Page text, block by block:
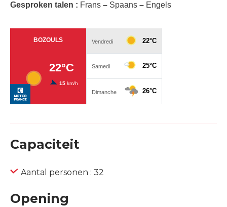
Gesproken talen : Frans – Spaans – Engels
Capaciteit
Aantal personen : 32
Opening